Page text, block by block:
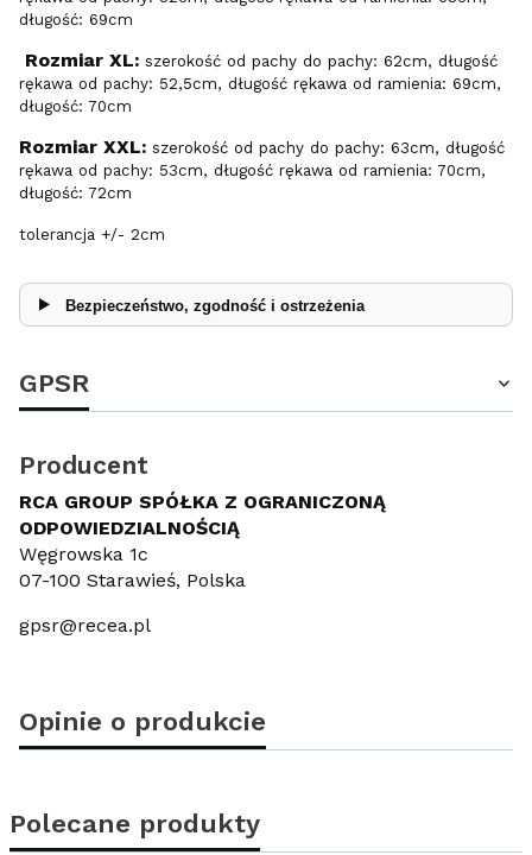
długość: 69cm
Rozmiar XL: szerokość od pachy do pachy: 62cm, długość
rękawa od pachy: 52,5cm, długość rękawa od ramienia: 69cm,
długość: 70cm
Rozmiar XXL: szerokość od pachy do pachy: 63cm, długość
rękawa od pachy: 53cm, długość rękawa od ramienia: 70cm,
długość: 72cm
tolerancja +/- 2cm
Bezpieczeństwo, zgodność i ostrzeżenia
GPSR
Producent
RCA GROUP SPÓŁKA Z OGRANICZONĄ
ODPOWIEDZIALNOŚCIĄ
Węgrowska 1c
07-100 Starawieś, Polska
gpsr@recea.pl
Opinie o produkcie
Polecane produkty